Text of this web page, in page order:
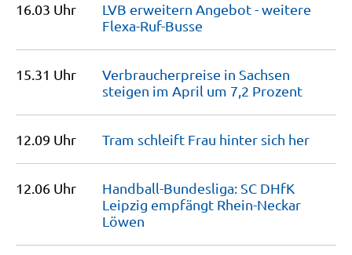
16.03 Uhr
LVB erweitern Angebot - weitere
Flexa-Ruf-Busse
15.31 Uhr
Verbraucherpreise in Sachsen
steigen im April um 7,2 Prozent
12.09 Uhr Tram schleift Frau hinter sich her
12.06 Uhr
Handball-Bundesliga: SC DHfK
Leipzig empfängt Rhein-Neckar
Löwen